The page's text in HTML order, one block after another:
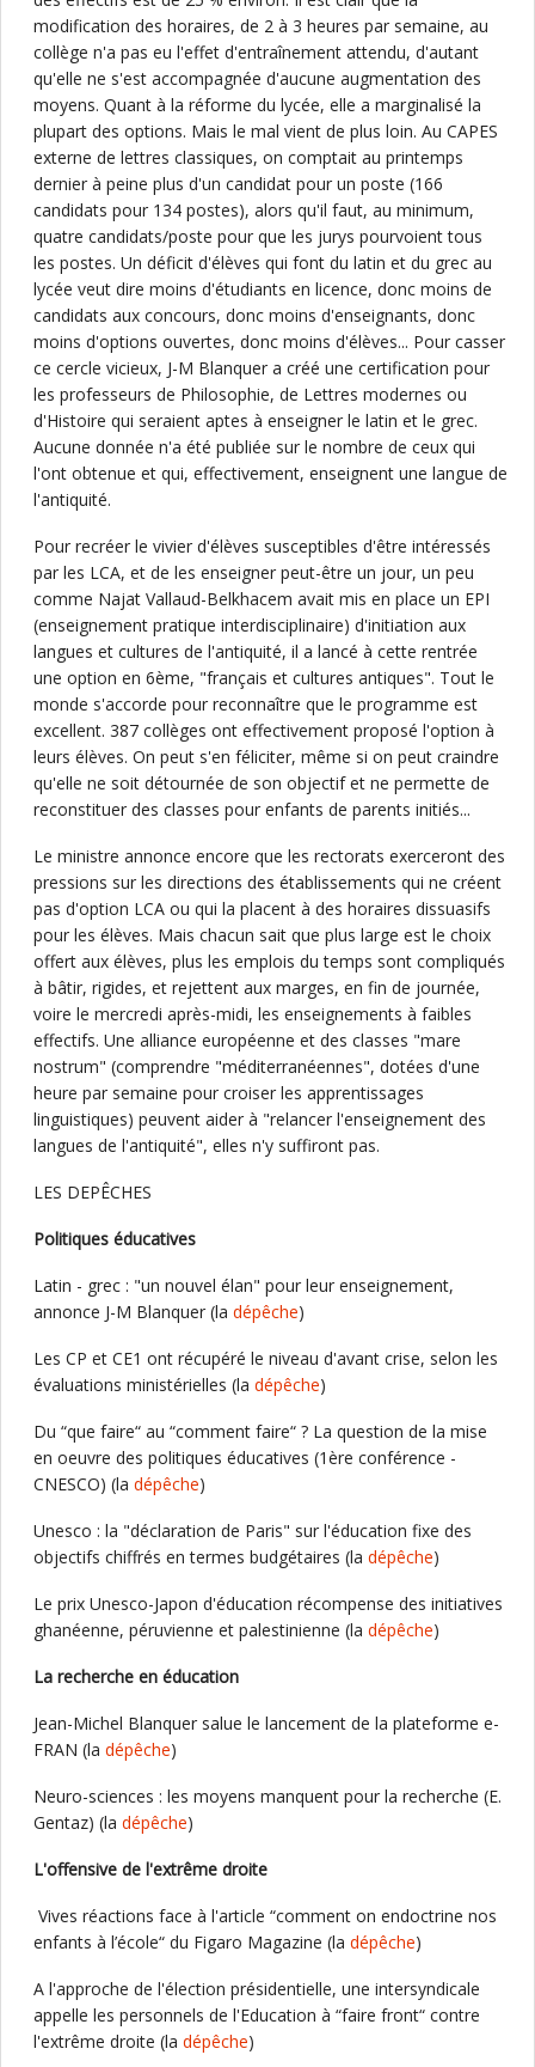
modification des horaires, de 2 à 3 heures par semaine, au
collège n'a pas eu l'effet d'entraînement attendu, d'autant
qu'elle ne s'est accompagnée d'aucune augmentation des
moyens. Quant à la réforme du lycée, elle a marginalisé la
plupart des options. Mais le mal vient de plus loin. Au CAPES
externe de lettres classiques, on comptait au printemps
dernier à peine plus d'un candidat pour un poste (166
candidats pour 134 postes), alors qu'il faut, au minimum,
quatre candidats/poste pour que les jurys pourvoient tous
les postes. Un déficit d'élèves qui font du latin et du grec au
lycée veut dire moins d'étudiants en licence, donc moins de
candidats aux concours, donc moins d'enseignants, donc
moins d'options ouvertes, donc moins d'élèves... Pour casser
ce cercle vicieux, J-M Blanquer a créé une certification pour
les professeurs de Philosophie, de Lettres modernes ou
d'Histoire qui seraient aptes à enseigner le latin et le grec.
Aucune donnée n'a été publiée sur le nombre de ceux qui
l'ont obtenue et qui, effectivement, enseignent une langue de
l'antiquité.
Pour recréer le vivier d'élèves susceptibles d'être intéressés
par les LCA, et de les enseigner peut-être un jour, un peu
comme Najat Vallaud-Belkhacem avait mis en place un EPI
(enseignement pratique interdisciplinaire) d'initiation aux
langues et cultures de l'antiquité, il a lancé à cette rentrée
une option en 6ème, "français et cultures antiques". Tout le
monde s'accorde pour reconnaître que le programme est
excellent. 387 collèges ont effectivement proposé l'option à
leurs élèves. On peut s'en féliciter, même si on peut craindre
qu'elle ne soit détournée de son objectif et ne permette de
reconstituer des classes pour enfants de parents initiés...
Le ministre annonce encore que les rectorats exerceront des
pressions sur les directions des établissements qui ne créent
pas d'option LCA ou qui la placent à des horaires dissuasifs
pour les élèves. Mais chacun sait que plus large est le choix
offert aux élèves, plus les emplois du temps sont compliqués
à bâtir, rigides, et rejettent aux marges, en fin de journée,
voire le mercredi après-midi, les enseignements à faibles
effectifs. Une alliance européenne et des classes "mare
nostrum" (comprendre "méditerranéennes", dotées d'une
heure par semaine pour croiser les apprentissages
linguistiques) peuvent aider à "relancer l'enseignement des
langues de l'antiquité", elles n'y suffiront pas.
LES DEPÊCHES
Politiques éducatives
Latin - grec : "un nouvel élan" pour leur enseignement,
annonce J-M Blanquer (la dépêche)
Les CP et CE1 ont récupéré le niveau d'avant crise, selon les
évaluations ministérielles (la dépêche)
Du “que faire“ au “comment faire“ ? La question de la mise
en oeuvre des politiques éducatives (1ère conférence -
CNESCO) (la dépêche)
Unesco : la "déclaration de Paris" sur l'éducation fixe des
objectifs chiffrés en termes budgétaires (la dépêche)
Le prix Unesco-Japon d'éducation récompense des initiatives
ghanéenne, péruvienne et palestinienne (la dépêche)
La recherche en éducation
Jean-Michel Blanquer salue le lancement de la plateforme e-
FRAN (la dépêche)
Neuro-sciences : les moyens manquent pour la recherche (E.
Gentaz) (la dépêche)
L'offensive de l'extrême droite
Vives réactions face à l'article “comment on endoctrine nos
enfants à l’école“ du Figaro Magazine (la dépêche)
A l'approche de l'élection présidentielle, une intersyndicale
appelle les personnels de l'Education à “faire front“ contre
l'extrême droite (la dépêche)